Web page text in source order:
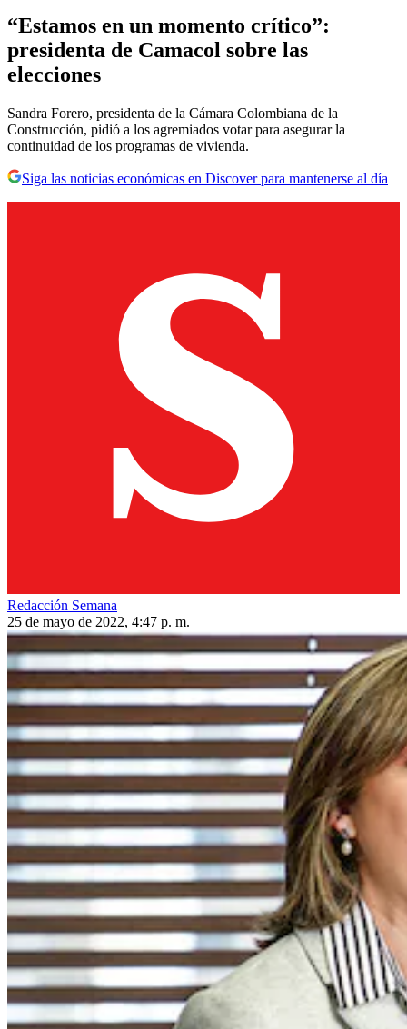
“Estamos en un momento crítico”:
presidenta de Camacol sobre las
elecciones
Sandra Forero, presidenta de la Cámara Colombiana de la
Construcción, pidió a los agremiados votar para asegurar la
continuidad de los programas de vivienda.
Siga las noticias económicas en Discover para mantenerse al día
Redacción Semana
25 de mayo de 2022, 4:47 p. m.